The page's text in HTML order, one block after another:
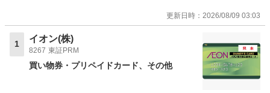
更新日時： 2026/08/09 03:03
1
イオン(株)
8267 東証PRM
買い物券・プリペイドカード その他